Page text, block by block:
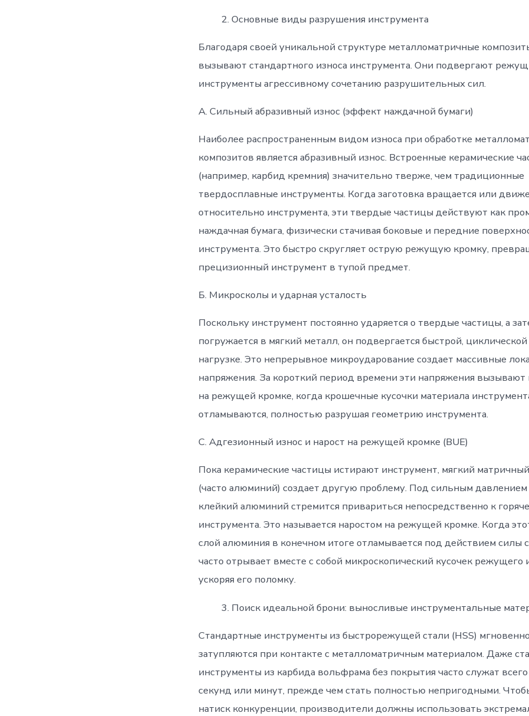
Основные виды разрушения инструмента
Благодаря своей уникальной структуре металломатричные
вызывают стандартного износа инструмента. Они подвергают
инструменты агрессивному сочетанию разрушительных сил.
А. Сильный абразивный износ (эффект наждачной бумаги)
Наиболее распространенным видом износа при обработке
композитов является абразивный износ. Встроенные керамические
(например, карбид кремния) значительно тверже, чем традиционные
твердосплавные инструменты. Когда заготовка вращается или
относительно инструмента, эти твердые частицы действуют как
наждачная бумага, физически стачивая боковые и передние
инструмента. Это быстро скругляет острую режущую кромку,
прецизионный инструмент в тупой предмет.
Б. Микросколы и ударная усталость
Поскольку инструмент постоянно ударяется о твердые частицы, а
погружается в мягкий металл, он подвергается быстрой,
нагрузке. Это непрерывное микроударование создает массивные
напряжения. За короткий период времени эти напряжения
на режущей кромке, когда крошечные кусочки материала
отламываются, полностью разрушая геометрию инструмента.
C. Адгезионный износ и нарост на режущей кромке (BUE)
Пока керамические частицы истирают инструмент, мягкий
(часто алюминий) создает другую проблему. Под сильным давлением
клейкий алюминий стремится привариться непосредственно к
инструмента. Это называется наростом на режущей кромке. Когда
слой алюминия в конечном итоге отламывается под действием силы
часто отрывает вместе с собой микроскопический кусочек режущего
ускоряя его поломку.
Поиск идеальной брони: выносливые инструментальные
Стандартные инструменты из быстрорежущей стали (HSS)
затупляются при контакте с металломатричным материалом. Даже
инструменты из карбида вольфрама без покрытия часто служат
секунд или минут, прежде чем стать полностью непригодными.
натиск конкуренции, производители должны использовать